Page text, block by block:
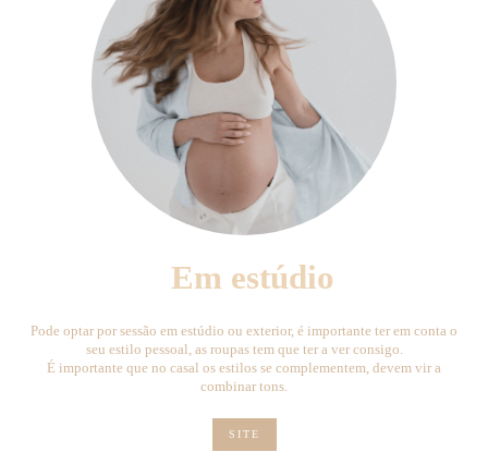
Em estúdio
Pode optar por sessão em estúdio ou exterior, é importante ter em conta o
seu estilo pessoal, as roupas tem que ter a ver consigo.
É importante que no casal os estilos se complementem, devem vir a
combinar tons.
SITE